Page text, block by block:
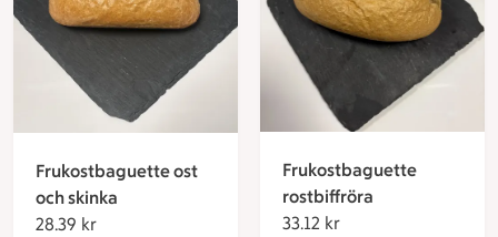
Frukostbaguette ost
och skinka
28.39 kr
Frukostbaguette
rostbiffröra
33.12 kr